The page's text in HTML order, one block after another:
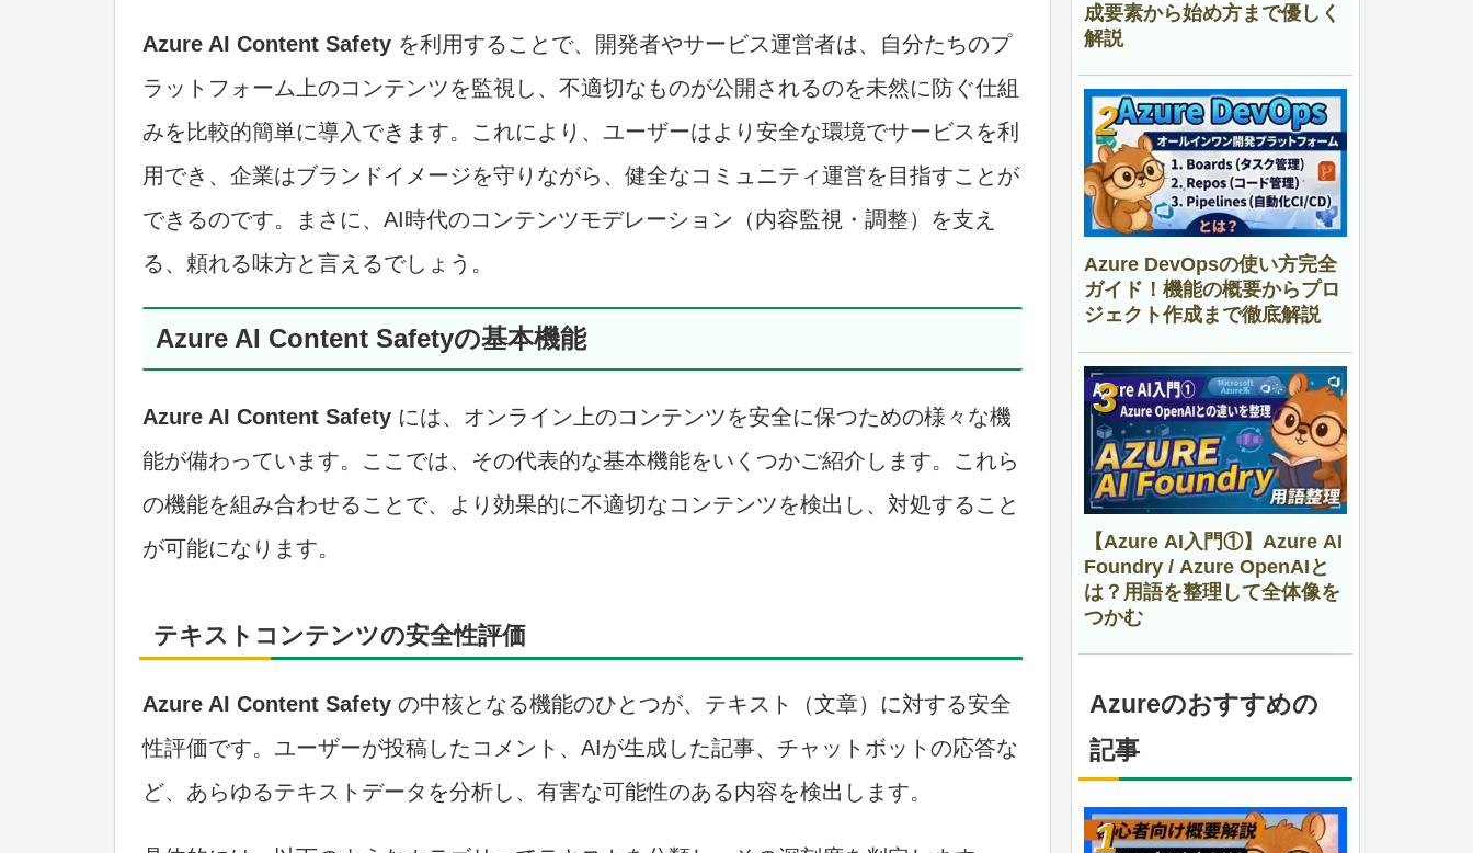
Azure AI Content Safetyを利用することで、開発者やサービス運営者は、自分たちのプ
ラットフォーム上のコンテンツを監視し、不適切なものが公開されるのを未然に防ぐ仕組
みを比較的簡単に導入できます。これにより、ユーザーはより安全な環境でサービスを利
用でき、企業はブランドイメージを守りながら、健全なコミュニティ運営を目指すことが
できるのです。まさに、AI時代のコンテンツモデレーション（内容監視・調整）を支え
る、頼れる味方と言えるでしょう。
Azure AI Content Safetyの基本機能
Azure AI Content Safetyには、オンライン上のコンテンツを安全に保つための様々な機
能が備わっています。ここでは、その代表的な基本機能をいくつかご紹介します。これら
の機能を組み合わせることで、より効果的に不適切なコンテンツを検出し、対処すること
が可能になります。
テキストコンテンツの安全性評価
Azure AI Content Safetyの中核となる機能のひとつが、テキスト（文章）に対する安全
性評価です。ユーザーが投稿したコメント、AIが生成した記事、チャットボットの応答な
ど、あらゆるテキストデータを分析し、有害な可能性のある内容を検出します。
成要素から始め方まで優しく
解説
Azure DevOpsの使い方完全
ガイド！機能の概要からプロ
ジェクト作成まで徹底解説
【Azure AI入門①】Azure AI
Foundry / Azure OpenAIと
は？用語を整理して全体像を
つかむ
Azureのおすすめの
記事